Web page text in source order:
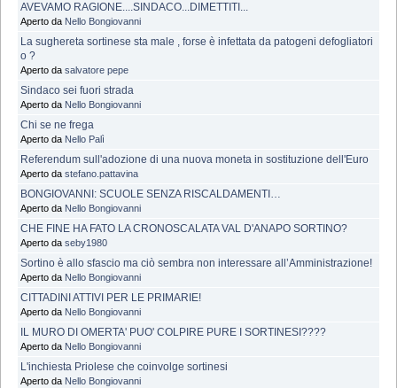
AVEVAMO RAGIONE....SINDACO...DIMETTITI...
Aperto da Nello Bongiovanni
La sughereta sortinese sta male , forse è infettata da patogeni defogliatori
o ?
Aperto da salvatore pepe
Sindaco sei fuori strada
Aperto da Nello Bongiovanni
Chi se ne frega
Aperto da Nello Palì
Referendum sull'adozione di una nuova moneta in sostituzione dell'Euro
Aperto da stefano.pattavina
BONGIOVANNI: SCUOLE SENZA RISCALDAMENTI…
Aperto da Nello Bongiovanni
CHE FINE HA FATO LA CRONOSCALATA VAL D'ANAPO SORTINO?
Aperto da seby1980
Sortino è allo sfascio ma ciò sembra non interessare all’Amministrazione!
Aperto da Nello Bongiovanni
CITTADINI ATTIVI PER LE PRIMARIE!
Aperto da Nello Bongiovanni
IL MURO DI OMERTA' PUO' COLPIRE PURE I SORTINESI????
Aperto da Nello Bongiovanni
L'inchiesta Priolese che coinvolge sortinesi
Aperto da Nello Bongiovanni